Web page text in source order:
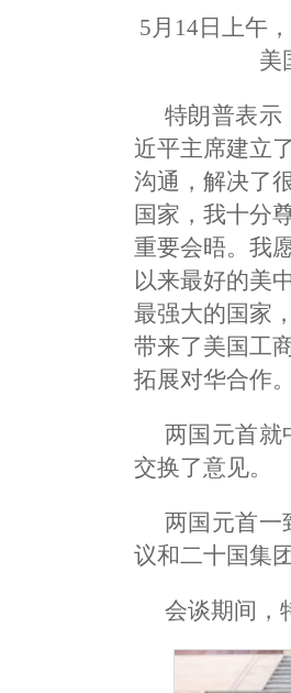
5月14日上午
美
特朗普表示
近平主席建立
沟通，解决了
国家，我十分
重要会晤。我
以来最好的美
最强大的国家
带来了美国工
拓展对华合作。
两国元首就
交换了意见。
两国元首一
议和二十国集
会谈期间，